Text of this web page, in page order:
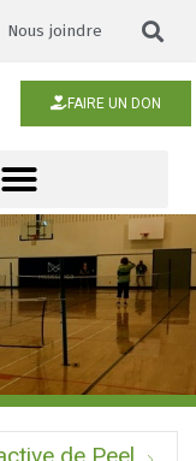
Nous joindre
FAIRE UN DON